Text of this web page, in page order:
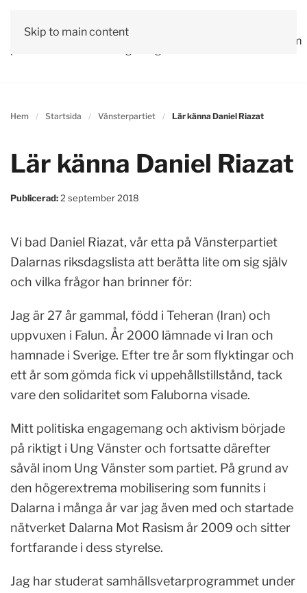
Skip to main content
Vår
Debatt
OmLäs våra
Valprogram
Hem Startsida Vänsterpartiet Lär känna Daniel Riazat
Lär känna Daniel Riazat
Publicerad: 2 september 2018
Vi bad Daniel Riazat, vår etta på Vänsterpartiet
Dalarnas riksdagslista att berätta lite om sig själv
och vilka frågor han brinner för:
Jag är 27 år gammal, född i Teheran (Iran) och
uppvuxen i Falun. År 2000 lämnade vi Iran och
hamnade i Sverige. Efter tre år som flyktingar och
ett år som gömda fick vi uppehållstillstånd, tack
vare den solidaritet som Faluborna visade.
Mitt politiska engagemang och aktivism började
på riktigt i Ung Vänster och fortsatte därefter
såväl inom Ung Vänster som partiet. På grund av
den högerextrema mobilisering som funnits i
Dalarna i många år var jag även med och startade
nätverket Dalarna Mot Rasism år 2009 och sitter
fortfarande i dess styrelse.
Jag har studerat samhällsvetarprogrammet under